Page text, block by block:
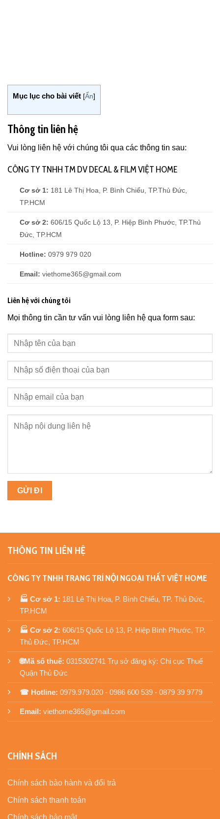
Mục lục cho bài viết [Ẩn]
Thông tin liên hệ
Vui lòng liên hệ với chúng tôi qua các thông tin sau:
CÔNG TY TNHH TM DV DECAL & FILM VIỆT HOME
Cơ sở 1: 181 Lê Thị Hoa, P. Bình Chiểu, TP.Thủ Đức,
TP.HCM
Cơ sở 2: 606/15 Quốc Lộ 13, P. Hiệp Bình Phước , TP.Thủ
Đức, TP.HCM
Hotline: 0979 979 020
Email: viethome365@gmail.com
Liên hệ với chúng tôi
Mọi thông tin cần tư vấn vui lòng liên hệ qua form sau:
THÔNG TIN LIÊN HỆ
CÔNG TY TNHH TRANG TRÍ NỘI NGOẠI THẤT VIỆT HOME
🏭 Cơ sở 1: 181 Lê Thị Hoa, P. Bình Chiểu, TP. Thủ Đức,
TP.HCM
🏭 Cơ sở 2: 606/15 Quốc Lộ 13, P. Hiệp Bình Phước, TP.
Thủ Đức, TP.HCM
🌐Mã số thuế: 0315302741 Trụ sở đăng ký: Chi cục Thuế
Quận Thủ Đức
☎ Hotline: 0979.979.020 - 0986 600 539 - 0879 39 9779
Email: viethome365@gmail.com
CHÍNH SÁCH
Chính sách bảo hành và đổi trả
Chính sách thanh toán
Chính sách bảo mật